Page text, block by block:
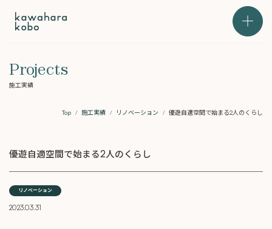
メニュ
Projects
施工実績
Top 施工実績 リノベーション 優遊自適空間で始まる2人のくらし
優遊自適空間で始まる2人のくらし
リノベーション
2023.03.31